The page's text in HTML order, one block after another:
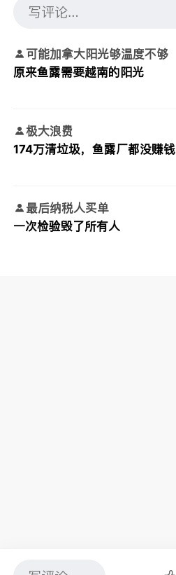
可能加拿大阳光够温度不够
原来鱼露需要越南的阳光
极大浪费
174万清垃圾，鱼露厂都没赚钱
最后纳税人买单
一次检验毁了所有人